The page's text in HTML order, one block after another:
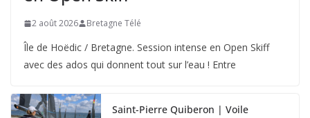
2 août 2026 Bretagne Télé
Île de Hoëdic / Bretagne. Session intense en Open Skiff
avec des ados qui donnent tout sur l’eau ! Entre
Saint-Pierre Quiberon | Voile